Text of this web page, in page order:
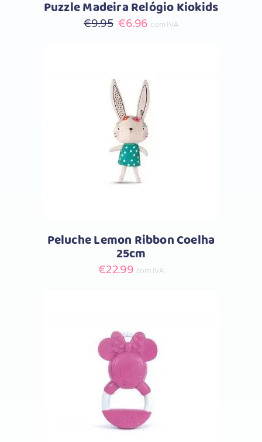
Puzzle Madeira Relógio Kiokids
€9.95 O
€9.95.
€6.96O
€6.96.
com IVA
Comprar
Peluche Lemon Ribbon Coelha
25cm
€22.99 com IVA
Comprar